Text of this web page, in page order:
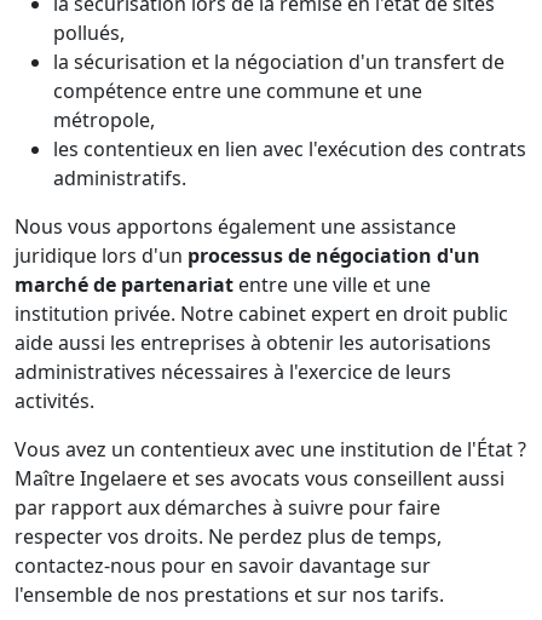
pollués,
la sécurisation et la négociation d'un transfert de
compétence entre une commune et une
métropole,
les contentieux en lien avec l'exécution des contrats
administratifs.
Nous vous apportons également une assistance
juridique lors d'un processus de négociation d'un
marché de partenariat entre une ville et une
institution privée. Notre cabinet expert en droit public
aide aussi les entreprises à obtenir les autorisations
administratives nécessaires à l'exercice de leurs
activités.
Vous avez un contentieux avec une institution de l'État ?
Maître Ingelaere et ses avocats vous conseillent aussi
par rapport aux démarches à suivre pour faire
respecter vos droits. Ne perdez plus de temps,
contactez-nous pour en savoir davantage sur
l'ensemble de nos prestations et sur nos tarifs.